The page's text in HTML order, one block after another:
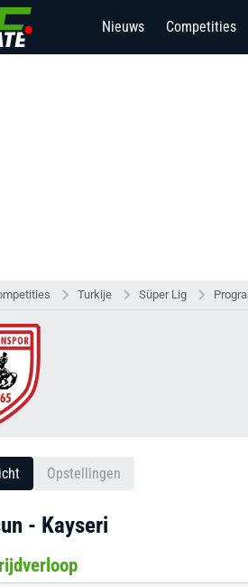
Nieuws Competities
Turkije Süper Lig
Opstellingen
- Kayseri